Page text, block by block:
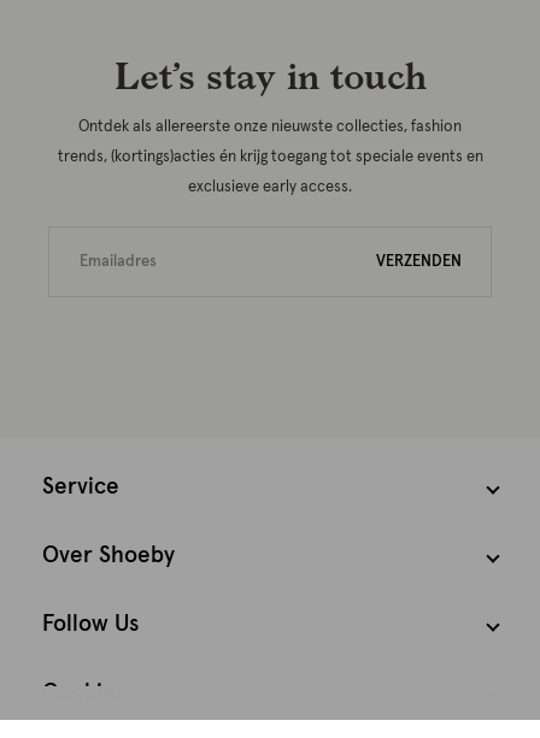
Let’s stay in touch
Ontdek als allereerste onze nieuwste collecties, fashion
trends, (kortings)acties én krijg toegang tot speciale events en
exclusieve early access.
VERZENDEN
Service
Over Shoeby
Follow Us
Cookies